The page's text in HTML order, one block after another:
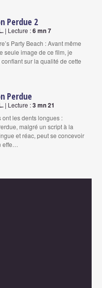
Perdue 2
| Lecture :6 mn 7
Party Beach : Avant même
seule image de ce film, je
confiant sur la qualité de cette
Perdue
| Lecture :3 mn 21
ont les dents longues :
malgré un script à la
et réac, peut se concevoir